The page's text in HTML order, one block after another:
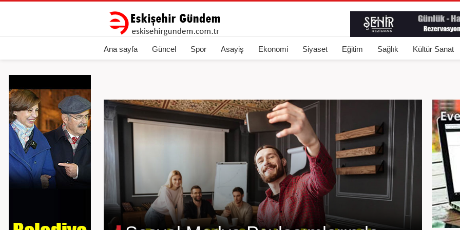
Ana sayfa Güncel Spor Asayiş Ekonomi Siyaset Eğitim Sağlık Kültür Sanat